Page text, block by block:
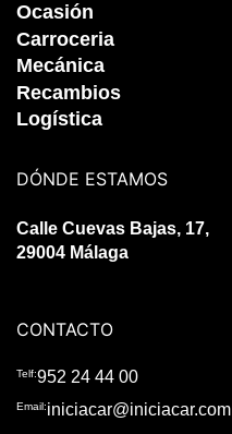
Ocasión
Carroceria
Mecánica
Recambios
Logística
DÓNDE ESTAMOS
Calle Cuevas Bajas, 17,
29004 Málaga
CONTACTO
Telf:952 24 44 00
Email:iniciacar@iniciacar.com